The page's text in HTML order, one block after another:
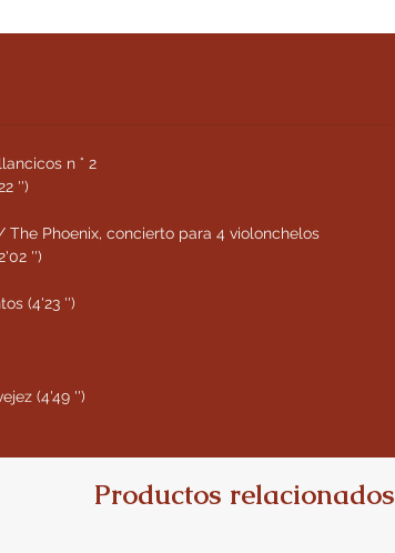
n ° 2
'')
Phoenix, concierto para 4 violonchelos
'')
(4'23 '')
(4'49 '')
Productos relacionados